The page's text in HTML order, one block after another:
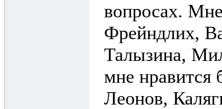
вопросах.
Фрейндлих,
Талызина,
мне
Леонов,